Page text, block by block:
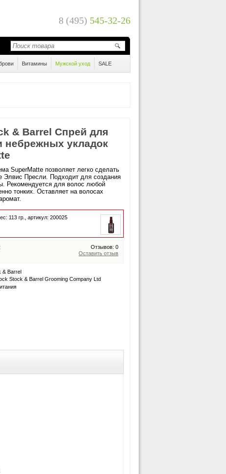
8 (495) 545-32-26
Витамины Мужской уход SALE
& Barrel Спрей для
небрежных укладок
SuperMatte позволяет легко сделать
Элвис Пресли. Подходит для создания
Рекомендуется для волос любой
тонких. Оставляет на волосах
113 гр., артикул: 200025
Отзывов: 0
Оставить отзыв
& Barrel
Stock & Barrel Grooming Company Ltd